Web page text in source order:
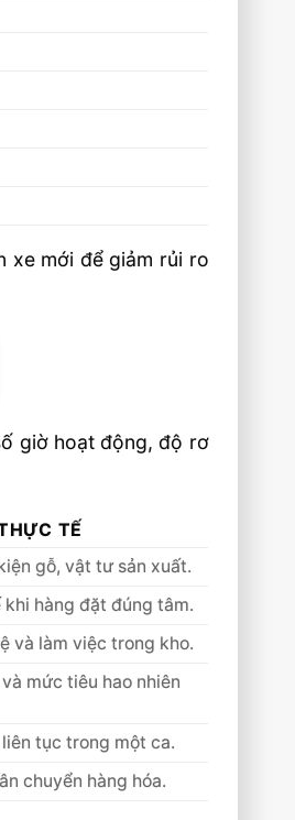
xe mới để giảm rủi ro
giờ hoạt động, độ rơ
TẾ
gỗ, vật tư sản xuất.
hàng đặt đúng tâm.
và làm việc trong kho.
mức tiêu hao nhiên
tục trong một ca.
chuyển hàng hóa.